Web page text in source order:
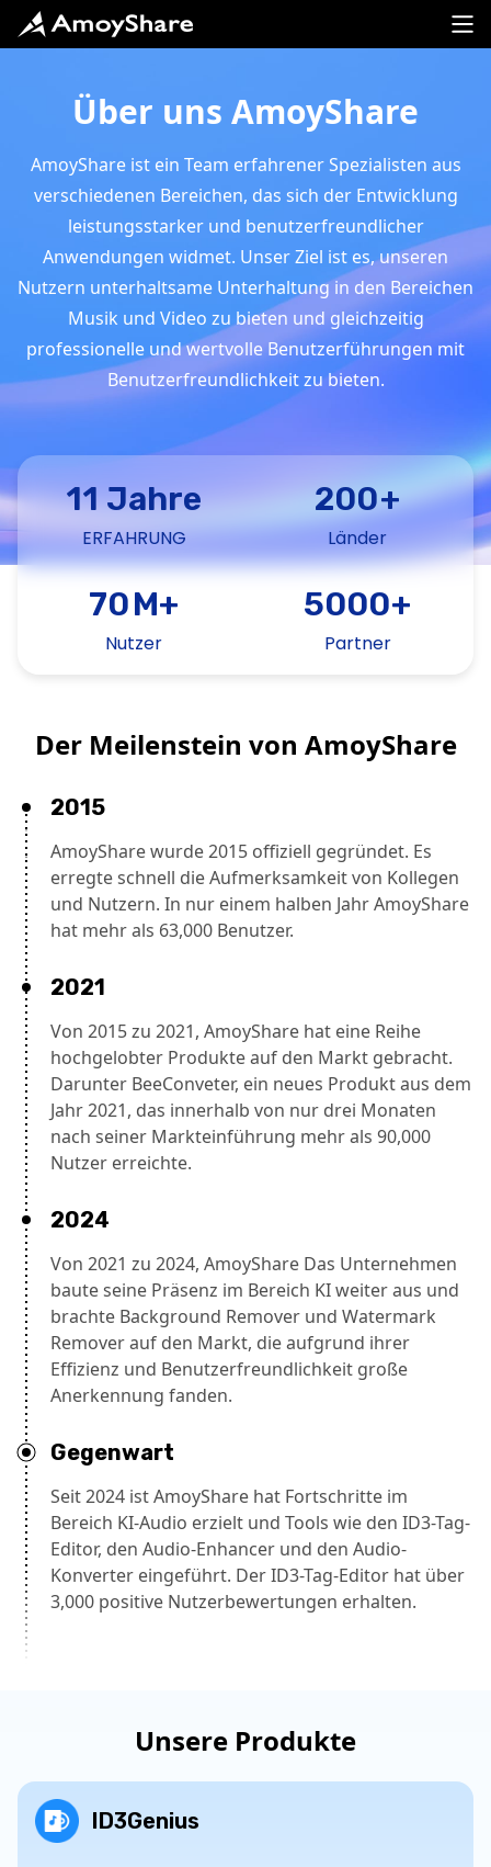
Über uns AmoyShare
AmoyShare ist ein Team erfahrener Spezialisten aus
verschiedenen Bereichen, das sich der Entwicklung
leistungsstarker und benutzerfreundlicher
Anwendungen widmet. Unser Ziel ist es, unseren
Nutzern unterhaltsame Unterhaltung in den Bereichen
Musik und Video zu bieten und gleichzeitig
professionelle und wertvolle Benutzerführungen mit
Benutzerfreundlichkeit zu bieten.
11Jahre
ERFAHRUNG
200+
Länder
70M+
Nutzer
5000+
Partner
Der Meilenstein von AmoyShare
2015
AmoyShare wurde 2015 offiziell gegründet. Es
erregte schnell die Aufmerksamkeit von Kollegen
und Nutzern. In nur einem halben Jahr AmoyShare
hat mehr als 63,000 Benutzer.
2021
Von 2015 zu 2021, AmoyShare hat eine Reihe
hochgelobter Produkte auf den Markt gebracht.
Darunter BeeConveter, ein neues Produkt aus dem
Jahr 2021, das innerhalb von nur drei Monaten
nach seiner Markteinführung mehr als 90,000
Nutzer erreichte.
2024
Von 2021 zu 2024, AmoyShare Das Unternehmen
baute seine Präsenz im Bereich KI weiter aus und
brachte Background Remover und Watermark
Remover auf den Markt, die aufgrund ihrer
Effizienz und Benutzerfreundlichkeit große
Anerkennung fanden.
Gegenwart
Seit 2024 ist AmoyShare hat Fortschritte im
Bereich KI-Audio erzielt und Tools wie den ID3-Tag-
Editor, den Audio-Enhancer und den Audio-
Konverter eingeführt. Der ID3-Tag-Editor hat über
3,000 positive Nutzerbewertungen erhalten.
Unsere Produkte
ID3Genius